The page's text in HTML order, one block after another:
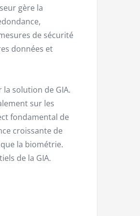
gère la
de sécurité
données et
solution de GIA.
sur les
fondamental de
croissante de
la biométrie.
de la GIA.